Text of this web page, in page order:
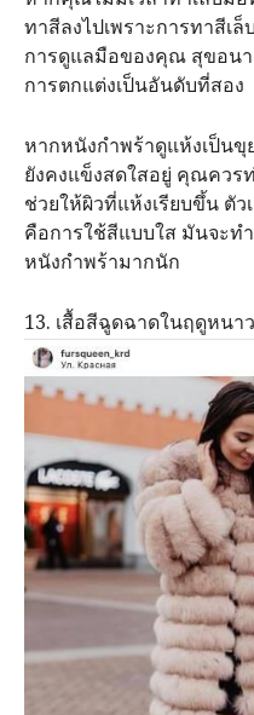
ทาสีลงไปเพราะการทาสีเ
การดูแลมือของคุณ​ สุขอน
การตกแต่งเป็นอันดับที่สอง
หากหนังกำพร้าดูแห้งเป็น
ยังคงแข็งสดใสอยู่​ คุณควร
ช่วยให้ผิวที่แห้งเรียบขึ้น ตัว
คือการใช้สีแบบใส มันจะท
หนังกำพร้ามากนัก
13. เสื้อสีฉูดฉาดในฤดูหนาว